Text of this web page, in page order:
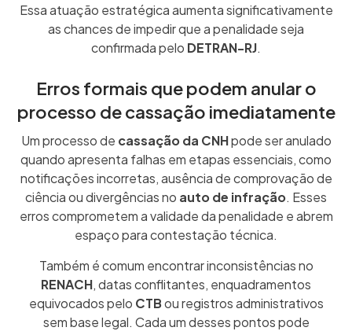
Essa atuação estratégica aumenta significativamente
as chances de impedir que a penalidade seja
confirmada pelo DETRAN-RJ.
Erros formais que podem anular o
processo de cassação imediatamente
Um processo de cassação da CNHpode ser anulado
quando apresenta falhas em etapas essenciais, como
notificações incorretas, ausência de comprovação de
ciência ou divergências no auto de infração. Esses
erros comprometem a validade da penalidade e abrem
espaço para contestação técnica.
Também é comum encontrar inconsistências no
RENACH, datas conflitantes, enquadramentos
equivocados pelo CTBou registros administrativos
sem base legal. Cada um desses pontos pode